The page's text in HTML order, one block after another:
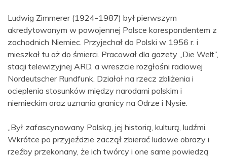
Ludwig Zimmerer (1924-1987) był pierwszym
akredytowanym w powojennej Polsce korespondentem z
zachodnich Niemiec. Przyjechał do Polski w 1956 r. i
mieszkał tu aż do śmierci. Pracował dla gazety „Die Welt”,
stacji telewizyjnej ARD, a wreszcie rozgłośni radiowej
Nordeutscher Rundfunk. Działał na rzecz zbliżenia i
ocieplenia stosunków między narodami polskim i
niemieckim oraz uznania granicy na Odrze i Nysie.
„Był zafascynowany Polską, jej historią, kulturą, ludźmi.
Wkrótce po przyjeździe zaczął zbierać ludowe obrazy i
rzeźby przekonany, że ich twórcy i one same powiedzą